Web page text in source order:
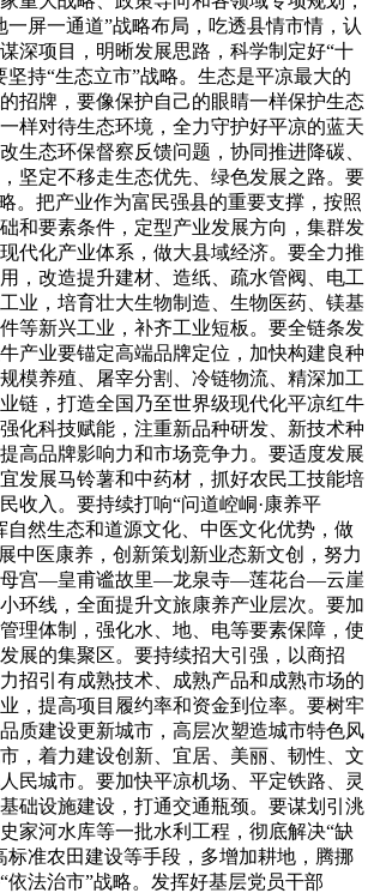
一屏一通道”战略布局，吃透县情市情，认
深项目，明晰发展思路，科学制定好“十
坚持“生态立市”战略。生态是平凉最大的
招牌，要像保护自己的眼睛一样保护生态
样对待生态环境，全力守护好平凉的蓝天
生态环保督察反馈问题，协同推进降碳、
坚定不移走生态优先、绿色发展之路。要
。把产业作为富民强县的重要支撑，按照
和要素条件，定型产业发展方向，集群发
代化产业体系，做大县域经济。要全力推
，改造提升建材、造纸、疏水管阀、电工
业，培育壮大生物制造、生物医药、镁基
等新兴工业，补齐工业短板。要全链条发
产业要锚定高端品牌定位，加快构建良种
模养殖、屠宰分割、冷链物流、精深加工
链，打造全国乃至世界级现代化平凉红牛
化科技赋能，注重新品种研发、新技术种
高品牌影响力和市场竞争力。要适度发展
发展马铃薯和中药材，抓好农民工技能培
收入。要持续打响“问道崆峒·康养平
自然生态和道源文化、中医文化优势，做
中医康养，创新策划新业态新文创，努力
宫—皇甫谧故里—龙泉寺—莲花台—云崖
环线，全面提升文旅康养产业层次。要加
理体制，强化水、地、电等要素保障，使
展的集聚区。要持续招大引强，以商招
招引有成熟技术、成熟产品和成熟市场的
，提高项目履约率和资金到位率。要树牢
质建设更新城市，高层次塑造城市特色风
，着力建设创新、宜居、美丽、韧性、文
民城市。要加快平凉机场、平定铁路、灵
础设施建设，打通交通瓶颈。要谋划引洮
家河水库等一批水利工程，彻底解决“缺
标准农田建设等手段，多增加耕地，腾挪
依法治市”战略。发挥好基层党员干部